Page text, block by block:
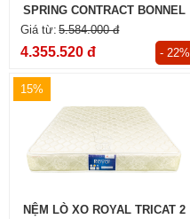
SPRING CONTRACT BONNEL
5.584.000 đ
4.355.520 đ - 22%
15%
NỆM LÒ XO ROYAL TRICAT 2